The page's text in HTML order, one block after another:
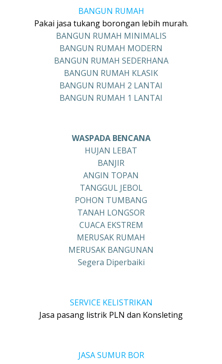
BANGUN RUMAH
Pakai jasa tukang borongan lebih murah.
BANGUN RUMAH MINIMALIS
BANGUN RUMAH MODERN
BANGUN RUMAH SEDERHANA
BANGUN RUMAH KLASIK
BANGUN RUMAH 2 LANTAI
BANGUN RUMAH 1 LANTAI
WASPADA BENCANA
HUJAN LEBAT
BANJIR
ANGIN TOPAN
TANGGUL JEBOL
POHON TUMBANG
TANAH LONGSOR
CUACA EKSTREM
MERUSAK RUMAH
MERUSAK BANGUNAN
Segera Diperbaiki
SERVICE KELISTRIKAN
Jasa pasang listrik PLN dan Konsleting
JASA SUMUR BOR